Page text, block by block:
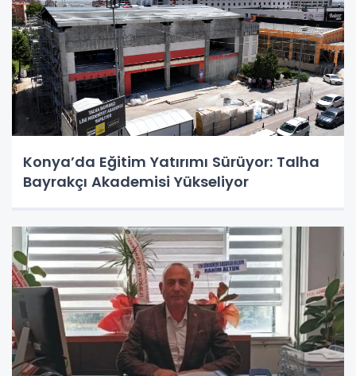
Konya’da Eğitim Yatırımı Sürüyor: Talha
Bayrakçı Akademisi Yükseliyor